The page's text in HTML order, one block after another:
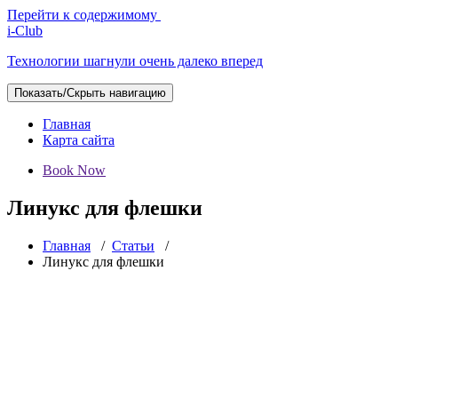
Перейти к содержимому
i-Club
Технологии шагнули очень далеко вперед
Показать/Скрыть навигацию
Главная
Карта сайта
Book Now
Линукс для флешки
Главная / Статьи /
Линукс для флешки